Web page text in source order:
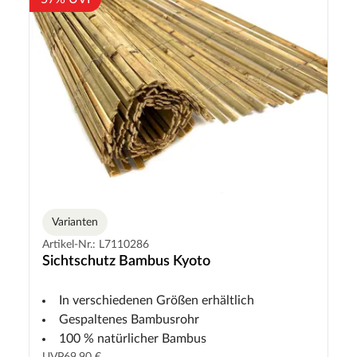
Varianten
Artikel-Nr.: L7110286
Sichtschutz Bambus Kyoto
In verschiedenen Größen erhältlich
Gespaltenes Bambusrohr
100 % natürlicher Bambus